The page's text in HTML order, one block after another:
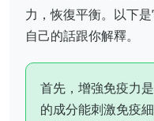
力，恢復平衡。以下
自己的話跟你解釋。
首先，增強免疫力
的成分能刺激免疫